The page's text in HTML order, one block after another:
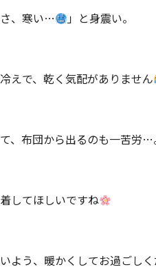
、寒い… 」と身震い。
えで、乾く気配がありません
、布団から出るのも一苦労…
してほしいですね
よう、暖かくしてお過ごし